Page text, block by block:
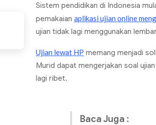
Sistem pendidikan di Indonesia
pemakaian aplikasi ujian online
ujian tidak lagi menggunakan
Ujian lewat HP memang menjadi
Murid dapat mengerjakan soal
lagi ribet.
Baca Juga :